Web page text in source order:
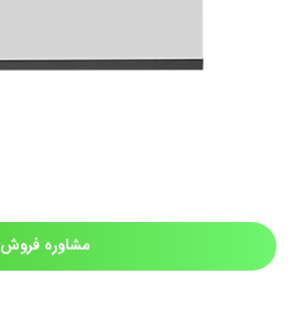
مشاوره فروش